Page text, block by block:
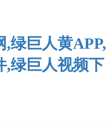
绿巨人黄APP,
,绿巨人视频下